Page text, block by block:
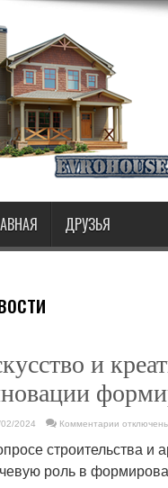
ДРУЗЬЯ
и
2024 Комментарии
и
в
строительства и
роль в